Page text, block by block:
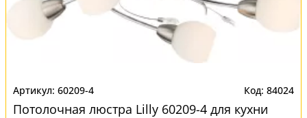
60209-4 84024
Потолочная люстра Lilly 60209-4 для кухни